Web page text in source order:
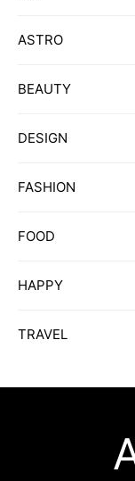
ASTRO
BEAUTY
DESIGN
FASHION
FOOD
HAPPY
TRAVEL